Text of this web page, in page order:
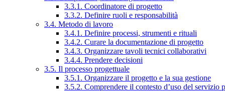
3.3.1. Coordinatore di progetto
3.3.2. Definire ruoli e responsabilità
3.4. Metodo di lavoro
3.4.1. Definire processi, strumenti e rituali
3.4.2. Curare la documentazione di progetto
3.4.3. Organizzare tavoli tecnici collaborativi
3.4.4. Prendere decisioni
3.5. Il processo progettuale
3.5.1. Organizzare il progetto e la sua gestione
3.5.2. Comprendere il contesto d’uso del servizio